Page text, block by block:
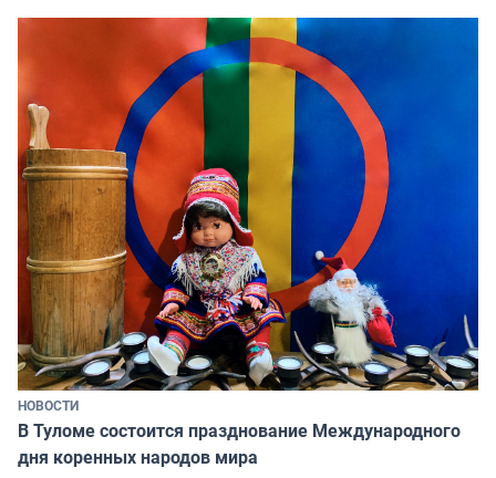
НОВОСТИ
В Туломе состоится празднование Международного
дня коренных народов мира